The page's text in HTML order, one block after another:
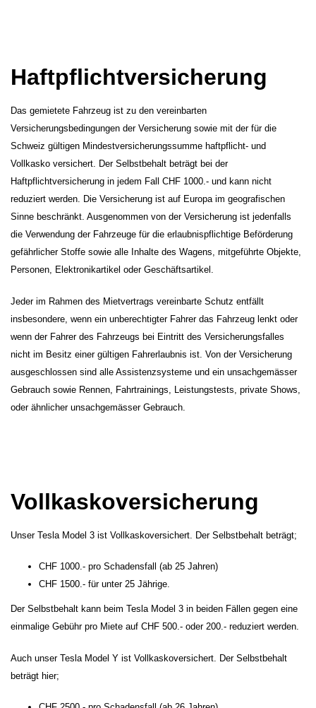
Haftpflichtversicherung
Das gemietete Fahrzeug ist zu den vereinbarten
Versicherungsbedingungen der Versicherung sowie mit der für die
Schweiz gültigen Mindestversicherungssumme haftpflicht- und
Vollkasko versichert. Der Selbstbehalt beträgt bei der
Haftpflichtversicherung in jedem Fall CHF 1000.- und kann nicht
reduziert werden. Die Versicherung ist auf Europa im geografischen
Sinne beschränkt. Ausgenommen von der Versicherung ist jedenfalls
die Verwendung der Fahrzeuge für die erlaubnispflichtige Beförderung
gefährlicher Stoffe sowie alle Inhalte des Wagens, mitgeführte Objekte,
Personen, Elektronikartikel oder Geschäftsartikel.
Jeder im Rahmen des Mietvertrags vereinbarte Schutz entfällt
insbesondere, wenn ein unberechtigter Fahrer das Fahrzeug lenkt oder
wenn der Fahrer des Fahrzeugs bei Eintritt des Versicherungsfalles
nicht im Besitz einer gültigen Fahrerlaubnis ist. Von der Versicherung
ausgeschlossen sind alle Assistenzsysteme und ein unsachgemässer
Gebrauch sowie Rennen, Fahrtrainings, Leistungstests, private Shows,
oder ähnlicher unsachgemässer Gebrauch.
Vollkaskoversicherung
Unser Tesla Model 3 ist Vollkaskoversichert. Der Selbstbehalt beträgt;
CHF 1000.- pro Schadensfall (ab 25 Jahren)
CHF 1500.- für unter 25 Jährige.
Der Selbstbehalt kann beim Tesla Model 3 in beiden Fällen gegen eine
einmalige Gebühr pro Miete auf CHF 500.- oder 200.- reduziert werden.
Auch unser Tesla Model Y ist Vollkaskoversichert. Der Selbstbehalt
beträgt hier;